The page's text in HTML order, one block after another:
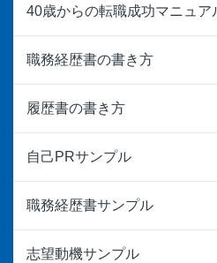
40歳からの転職成功マニュア
職務経歴書の書き方
履歴書の書き方
自己PRサンプル
職務経歴書サンプル
志望動機サンプル